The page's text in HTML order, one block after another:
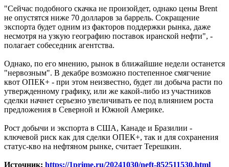
"Сейчас подобного скачка не произойдет, однако цены Brent
не опустятся ниже 70 долларов за баррель. Сокращение
экспорта будет одним из факторов поддержки рынка, даже
несмотря на узкую географию поставок иранской нефти", -
полагает собеседник агентства.
Однако, по его мнению, рынок в ближайшие недели останется
"нервозным". В декабре возможно постепенное смягчение
квот ОПЕК+ - при этом неизвестно, будет ли добыча расти по
утвержденному графику, или же какой-либо из участников
сделки начнет серьезно увеличивать ее под влиянием роста
предложения в Северной и Южной Америке.
Рост добычи и экспорта в США, Канаде и Бразилии -
ключевой риск как для сделки ОПЕК+, так и для сохранения
статус-кво на нефтяном рынке, считает Терешкин.
Источник: https://1prime.ru/20241030/neft-852511530.html